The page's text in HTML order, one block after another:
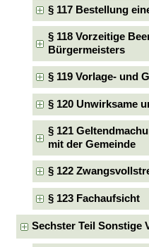
§ 117 Bestellung
§ 118 Vorzeitige
Bürgermeisters
§ 119 Vorlage- und
§ 120 Unwirksame
§ 121
mit der Gemeinde
§ 122
§ 123 Fachaufsicht
Sechster Teil Sonstige